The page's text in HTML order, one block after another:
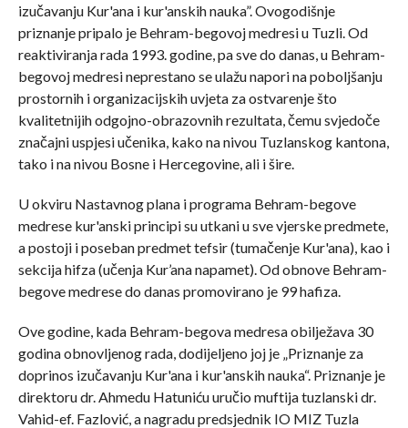
izučavanju Kur'ana i kur'anskih nauka”. Ovogodišnje
priznanje pripalo je Behram-begovoj medresi u Tuzli. Od
reaktiviranja rada 1993. godine, pa sve do danas, u Behram-
begovoj medresi neprestano se ulažu napori na poboljšanju
prostornih i organizacijskih uvjeta za ostvarenje što
kvalitetnijih odgojno-obrazovnih rezultata, čemu svjedoče
značajni uspjesi učenika, kako na nivou Tuzlanskog kantona,
tako i na nivou Bosne i Hercegovine, ali i šire.
U okviru Nastavnog plana i programa Behram-begove
medrese kur'anski principi su utkani u sve vjerske predmete,
a postoji i poseban predmet tefsir (tumačenje Kur'ana), kao i
sekcija hifza (učenja Kur’ana napamet). Od obnove Behram-
begove medrese do danas promovirano je 99 hafiza.
Ove godine, kada Behram-begova medresa obilježava 30
godina obnovljenog rada, dodijeljeno joj je „Priznanje za
doprinos izučavanju Kur'ana i kur'anskih nauka“. Priznanje je
direktoru dr. Ahmedu Hatuniću uručio muftija tuzlanski dr.
Vahid-ef. Fazlović, a nagradu predsjednik IO MIZ Tuzla